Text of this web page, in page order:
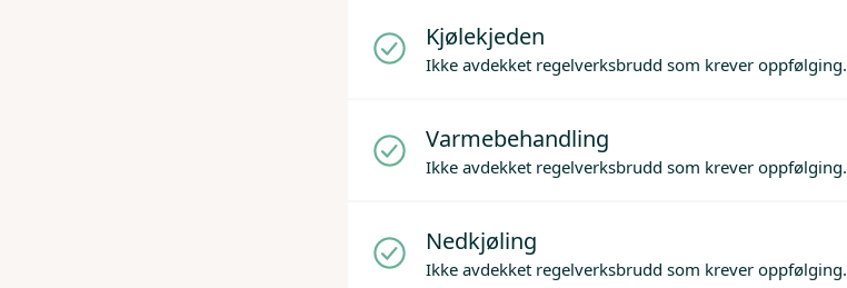
Kjølekjeden
Ikke avdekket regelverksbrudd som krever oppfølging.
Varmebehandling
Ikke avdekket regelverksbrudd som krever oppfølging.
Nedkjøling
Ikke avdekket regelverksbrudd som krever oppfølging.